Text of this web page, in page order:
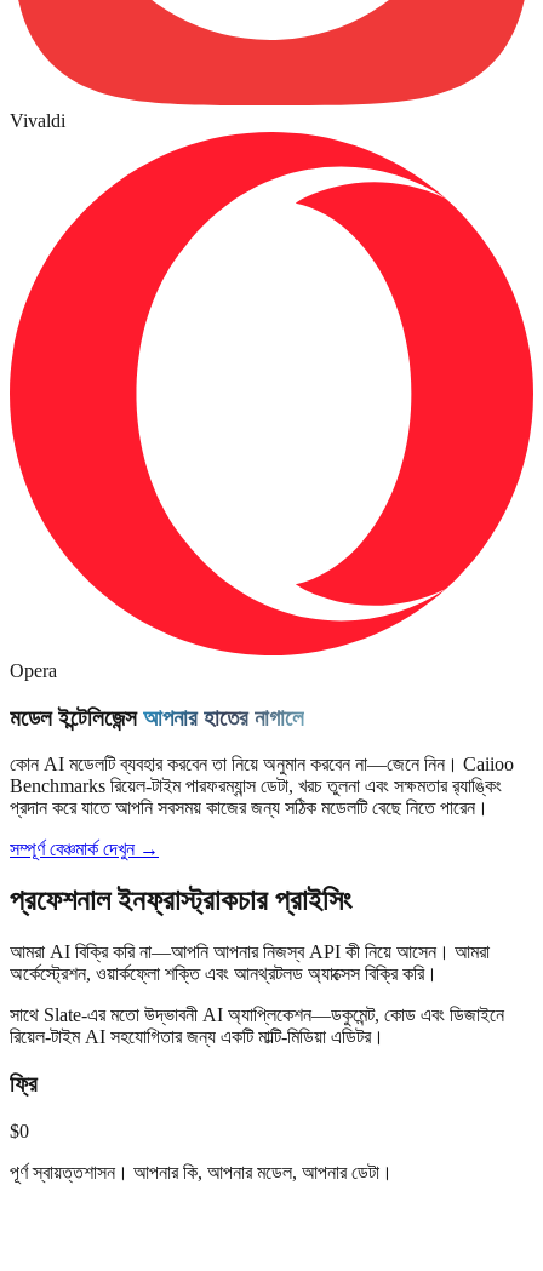
Vivaldi
Opera
মডেল ইন্টেলিজেন্সআপনার হাতের নাগালে
কোন AI মডেলটি ব্যবহার করবেন তা নিয়ে অনুমান করবেন না—জেনে নিন। Caiioo
Benchmarks রিয়েল-টাইম পারফরম্যান্স ডেটা, খরচ তুলনা এবং সক্ষমতার র‍্যাঙ্কিং
প্রদান করে যাতে আপনি সবসময় কাজের জন্য সঠিক মডেলটি বেছে নিতে পারেন।
সম্পূর্ণ বেঞ্চমার্ক দেখুন →
প্রফেশনাল ইনফ্রাস্ট্রাকচার প্রাইসিং
আমরা AI বিক্রি করি না—আপনি আপনার নিজস্ব API কী নিয়ে আসেন। আমরা
অর্কেস্ট্রেশন, ওয়ার্কফ্লো শক্তি এবং আনথ্রটলড অ্যাক্সেস বিক্রি করি।
সাথে Slate-এর মতো উদ্ভাবনী AI অ্যাপ্লিকেশন—ডকুমেন্ট, কোড এবং ডিজাইনে
রিয়েল-টাইম AI সহযোগিতার জন্য একটি মাল্টি-মিডিয়া এডিটর।
ফ্রি
$0
পূর্ণ স্বায়ত্তশাসন। আপনার কি, আপনার মডেল, আপনার ডেটা।